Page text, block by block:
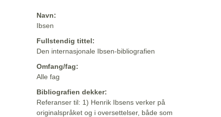
Navn:
Ibsen
Fullstendig tittel:
Den internasjonale Ibsen-bibliografien
Omfang/fag:
Alle fag
Bibliografien dekker:
Referanser til: 1) Henrik Ibsens verker på
originalspråket og i oversettelser, både som